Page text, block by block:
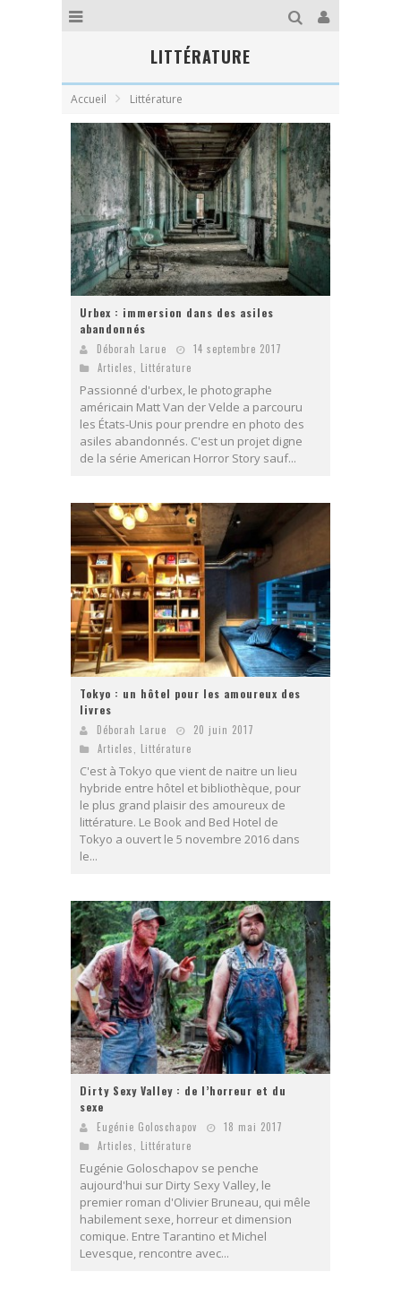
LITTÉRATURE
Accueil Littérature
Urbex : immersion dans des asiles
abandonnés
Déborah Larue
14 septembre 2017
Articles, Littérature
Passionné d'urbex, le photographe
américain Matt Van der Velde a parcouru
les États-Unis pour prendre en photo des
asiles abandonnés. C'est un projet digne
de la série American Horror Story sauf...
Tokyo : un hôtel pour les amoureux des
livres
Déborah Larue
20 juin 2017
Articles
Littérature
C'est à Tokyo que vient de naitre un lieu
hybride entre hôtel et bibliothèque, pour
le plus grand plaisir des amoureux de
littérature. Le Book and Bed Hotel de
Tokyo a ouvert le 5 novembre 2016 dans
le...
Dirty Sexy Valley : de l’horreur et du
sexe
Eugénie Goloschapov
18 mai 2017
Articles
Littérature
Eugénie Goloschapov se penche
aujourd'hui sur Dirty Sexy Valley, le
premier roman d'Olivier Bruneau, qui mêle
habilement sexe, horreur et dimension
comique. Entre Tarantino et Michel
Levesque, rencontre avec...